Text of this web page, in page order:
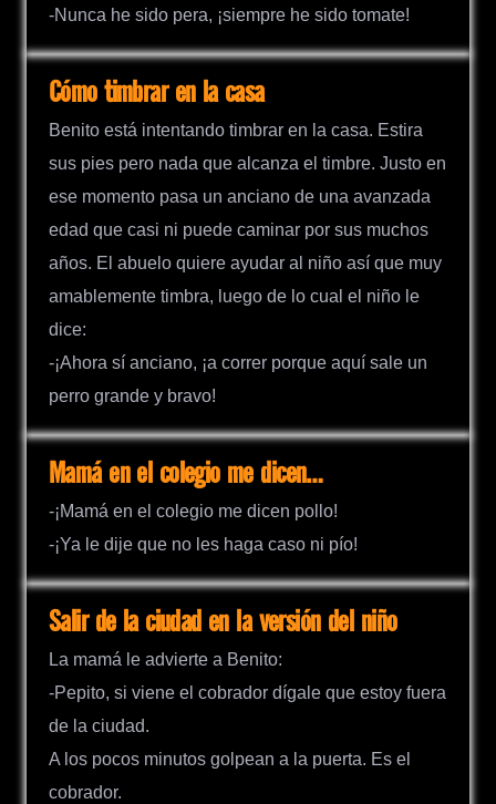
-Nunca he sido pera, ¡siempre he sido tomate!
Cómo timbrar en la casa
Benito está intentando timbrar en la casa. Estira
sus pies pero nada que alcanza el timbre. Justo en
ese momento pasa un anciano de una avanzada
edad que casi ni puede caminar por sus muchos
años. El abuelo quiere ayudar al niño así que muy
amablemente timbra, luego de lo cual el niño le
dice:
-¡Ahora sí anciano, ¡a correr porque aquí sale un
perro grande y bravo!
Mamá en el colegio me dicen…
-¡Mamá en el colegio me dicen pollo!
-¡Ya le dije que no les haga caso ni pío!
Salir de la ciudad en la versión del niño
La mamá le advierte a Benito:
-Pepito, si viene el cobrador dígale que estoy fuera
de la ciudad.
A los pocos minutos golpean a la puerta. Es el
cobrador.